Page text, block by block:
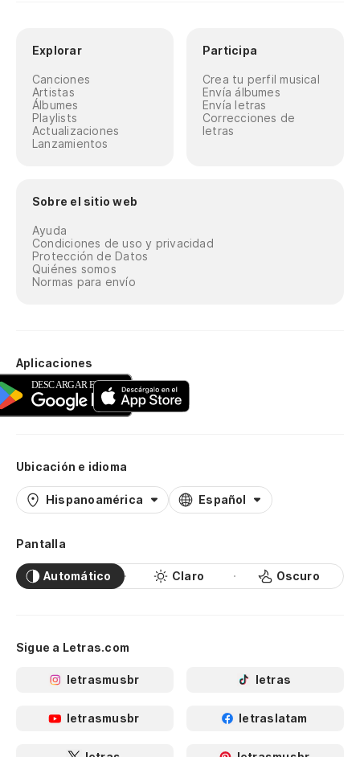
Explorar
Canciones
Artistas
Álbumes
Playlists
Actualizaciones
Lanzamientos
Participa
Crea tu perfil musical
Envía álbumes
Envía letras
Correcciones de
letras
Sobre el sitio web
Ayuda
Condiciones de uso y privacidad
Protección de Datos
Quiénes somos
Normas para envío
Aplicaciones
Ubicación e idioma
Hispanoamérica Español
Pantalla
Automático Claro Oscuro
Sigue a Letras.com
letrasmusbr letras
letrasmusbr letraslatam